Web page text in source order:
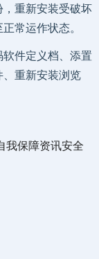
重新安装受破坏
常运作状态。
件定义档、添置
重新安装浏览
我保障资讯安全